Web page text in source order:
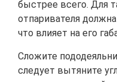
быстрее всего. Для
отпаривателя
что влияет на его
Сложите
следует вытяните